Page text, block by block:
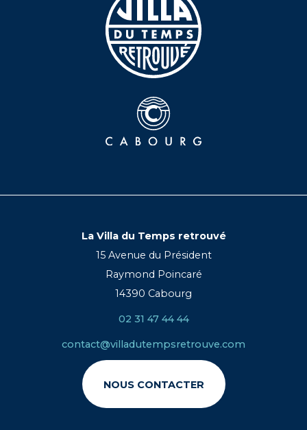
La Villa du Temps retrouvé
15 Avenue du Président
Raymond Poincaré
14390 Cabourg
02 31 47 44 44
contact@villadutempsretrouve.com
NOUS CONTACTER